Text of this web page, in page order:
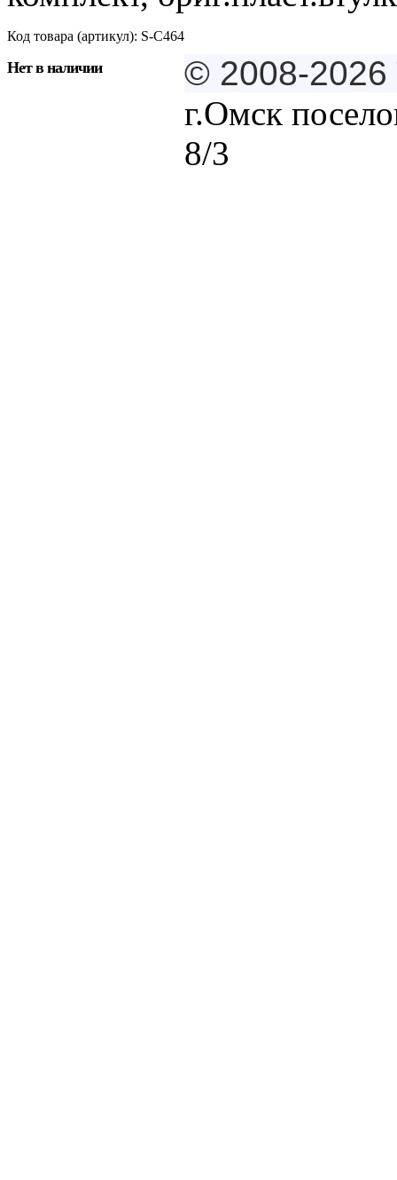
Код товара (артикул): S-C464
Нет в наличии
© 2008-2026
г.Омск
8/3